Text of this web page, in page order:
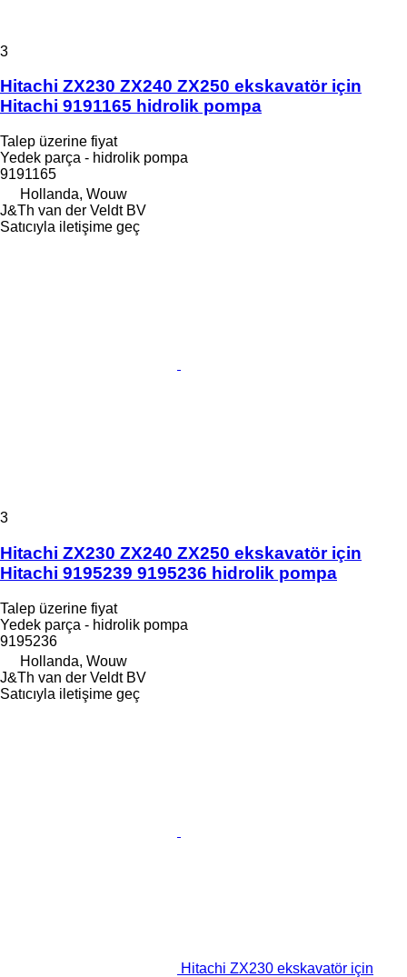
3
Hitachi ZX230 ZX240 ZX250 ekskavatör için
Hitachi 9191165 hidrolik pompa
Talep üzerine fiyat
Yedek parça - hidrolik pompa
9191165
Hollanda, Wouw
J&Th van der Veldt BV
Satıcıyla iletişime geç
3
Hitachi ZX230 ZX240 ZX250 ekskavatör için
Hitachi 9195239 9195236 hidrolik pompa
Talep üzerine fiyat
Yedek parça - hidrolik pompa
9195236
Hollanda, Wouw
J&Th van der Veldt BV
Satıcıyla iletişime geç
Hitachi ZX230 ekskavatör için